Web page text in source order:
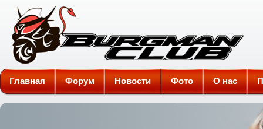
Burgman-Club
Главная Форум Новости Фото О нас